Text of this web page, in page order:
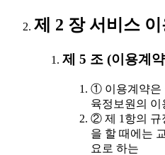
제 2 장 서비스
제 5 조 (이용계
① 이용계약은
육정보원의 이
② 제 1항의 규
을 할 때에는
요로 하는